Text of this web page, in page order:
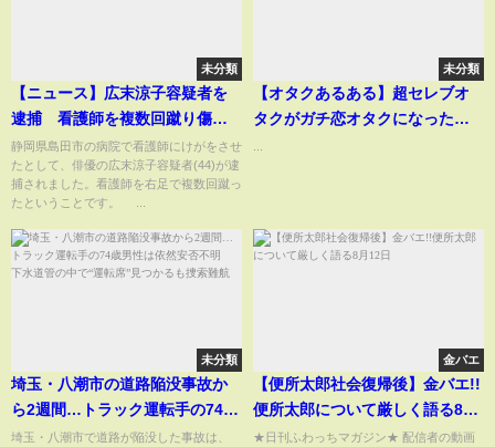
未分類
【ニュース】広末涼子容疑者を
逮捕 看護師を複数回蹴り傷害
の疑い #shorts
静岡県島田市の病院で看護師にけがをさせ
たとして、俳優の広末涼子容疑者(44)が逮
捕されました。看護師を右足で複数回蹴っ
たということです。 ...
未分類
【オタクあるある】超セレブオ
タクがガチ恋オタクになったら
未分類
埼玉・八潮市の道路陥没事故か
ら2週間…トラック運転手の74歳
男性は依然安否不明 下水道管
埼玉・八潮市で道路が陥没した事故は、
金バエ
【便所太郎社会復帰後】金バエ!!
便所太郎について厳しく語る8月
12日
★日刊ふわっちマガジン★ 配信者の動画